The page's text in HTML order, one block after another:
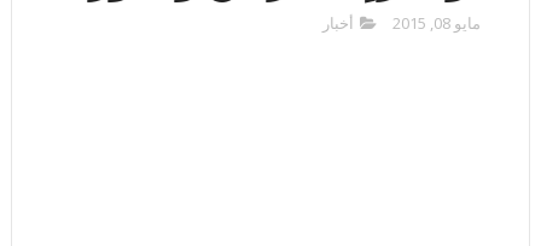
مايو 08, 2015 أخبار